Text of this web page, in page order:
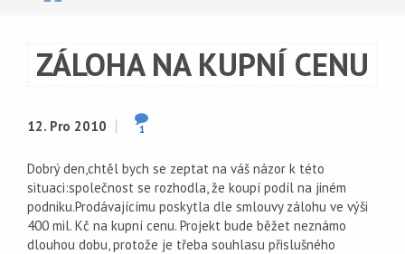
ZÁLOHA NA KUPNÍ CENU
12. Pro 2010 1
Dobrý den,chtěl bych se zeptat na váš názor k této
situaci:společnost se rozhodla, že koupí podíl na jiném
podniku.Prodávajícímu poskytla dle smlouvy zálohu ve výši
400 mil. Kč na kupní cenu. Projekt bude běžet neznámo
dlouhou dobu, protože je třeba souhlasu přislušného